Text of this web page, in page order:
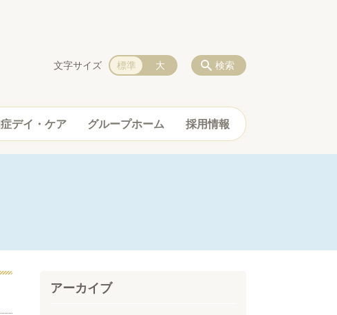
デイ・ケア グループホーム 採用情報
検索
文字サイズ 標準 大
アーカイブ